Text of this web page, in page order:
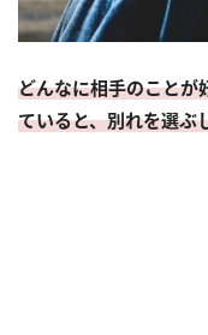
どんなに相手のことが
ていると、別れを選ぶ